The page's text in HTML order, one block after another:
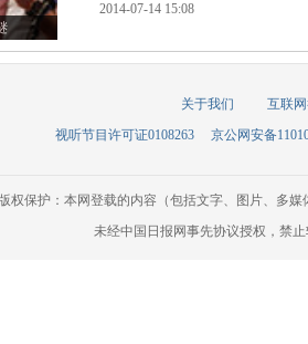
2014-07-14 15:08
关于我们
互联
视听节目许可证0108263
京公网安备
版权保护：本网登载的内容（包括文字、图片、多
未经中国日报网事先协议授权，禁止